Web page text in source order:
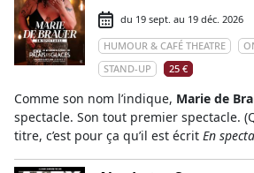
du 19 sept. au 19 déc. 2026
HUMOUR & CAFÉ THEATRE
STAND-UP
25 €
Comme son nom l’indique, Marie de
spectacle. Son tout premier spectacle.
titre, c’est pour ça qu’il est écrit En